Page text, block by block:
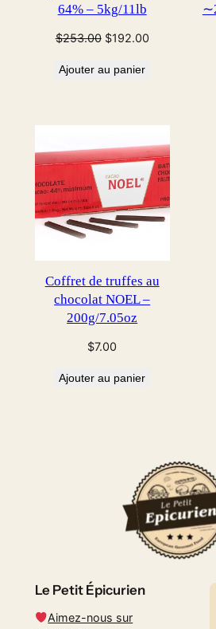
64% – 5kg/11lb
$253.00 Le
initial
$192.00Le
Ajouter au panier
Coffret de truffes au
chocolat NOEL –
200g/7.05oz
$7.00
Ajouter au panier
Le Petit Épicurien
Aimez-nous sur